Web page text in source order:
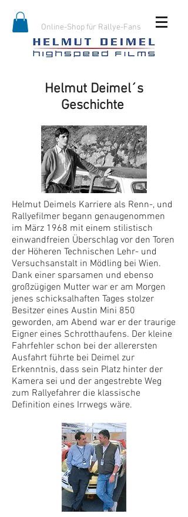
Online-Shop für Rallye-Fans
Helmut Deimel´s
Geschichte
Helmut Deimels Karriere als Renn-, und
Rallyefilmer begann genaugenommen
im März 1968 mit einem stilistisch
einwandfreien Überschlag vor den Toren
der Höheren Technischen Lehr- und
Versuchsanstalt in Mödling bei Wien.
Dank einer sparsamen und ebenso
großzügigen Mutter war er am Morgen
jenes schicksalhaften Tages stolzer
Besitzer eines Austin Mini 850
geworden, am Abend war er der traurige
Eigner eines Schrotthaufens. Der kleine
Fahrfehler schon bei der allerersten
Ausfahrt führte bei Deimel zur
Erkenntnis, dass sein Platz hinter der
Kamera sei und der angestrebte Weg
zum Rallyefahrer die klassische
Definition eines Irrwegs wäre.